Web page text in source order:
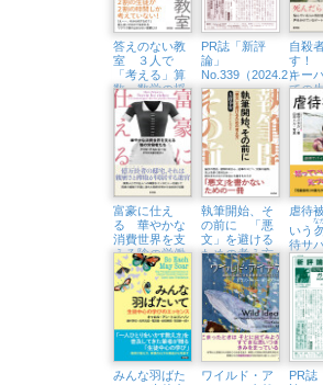
答えのない教
室 ３人で
「考える」算
数・数学の授
業
PR誌「新評
論」
No.339（2024.2）
自殺
す！
キー
ての
富豪に仕え
る 華やかな
消費世界を支
える陰の労働
者たち
執筆開始、そ
の前に 「悪
文」を避ける
ための考え方
虐待
いう
な
待サ
とい
みんな羽ばた
ワイルド・ア
PR誌